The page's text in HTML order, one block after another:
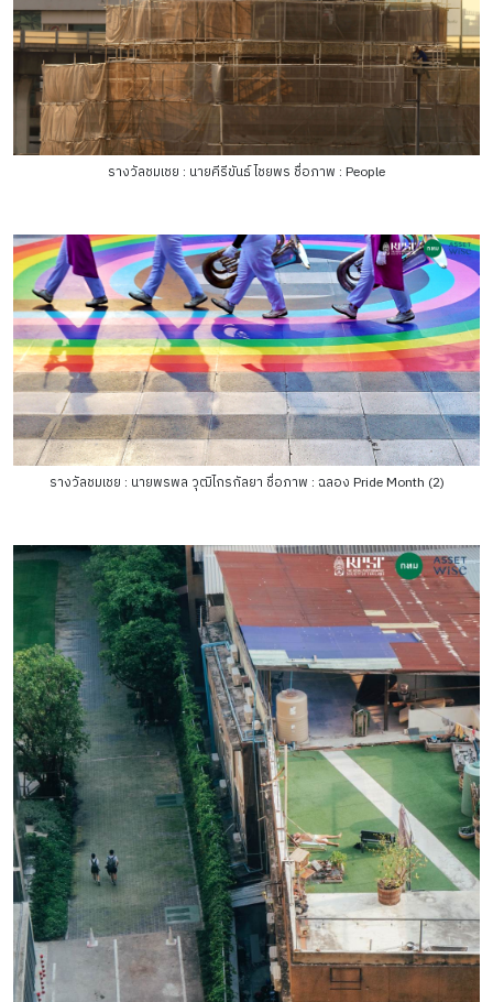
รางวัลชมเชย : นายคีรีขันธ์ ไชยพร ชื่อภาพ : People
รางวัลชมเชย : นายพรพล วุฒิไกรกัลยา ชื่อภาพ : ฉลอง Pride Month (2)